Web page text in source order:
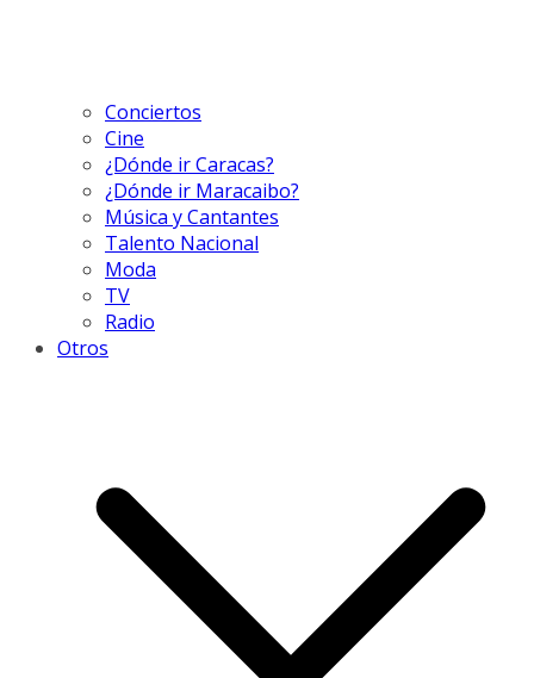
Conciertos
Cine
¿Dónde ir Caracas?
¿Dónde ir Maracaibo?
Música y Cantantes
Talento Nacional
Moda
TV
Radio
Otros